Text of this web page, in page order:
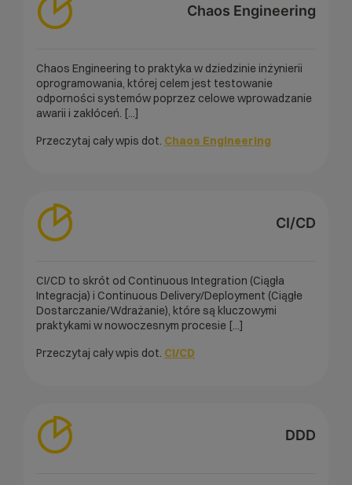
Chaos Engineering
Chaos Engineering to praktyka w dziedzinie inżynierii
oprogramowania, której celem jest testowanie
odporności systemów poprzez celowe wprowadzanie
awarii i zakłóceń. [...]
Przeczytaj cały wpis dot. Chaos Engineering
CI/CD
CI/CD to skrót od Continuous Integration (Ciągła
Integracja) i Continuous Delivery/Deployment (Ciągłe
Dostarczanie/Wdrażanie), które są kluczowymi
praktykami w nowoczesnym procesie [...]
Przeczytaj cały wpis dot. CI/CD
DDD